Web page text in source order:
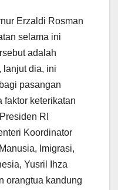
Erzaldi Rosman
selama ini
adalah
lanjut dia, ini
pasangan
faktor keterikatan
RI
Koordinator
Imigrasi,
Yusril Ihza
orangtua kandung